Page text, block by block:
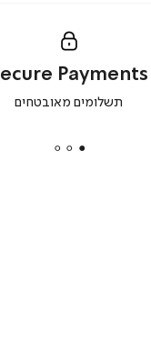
secure
Payments
תשלומים מאובטחים